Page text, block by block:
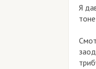
Я
тоне —